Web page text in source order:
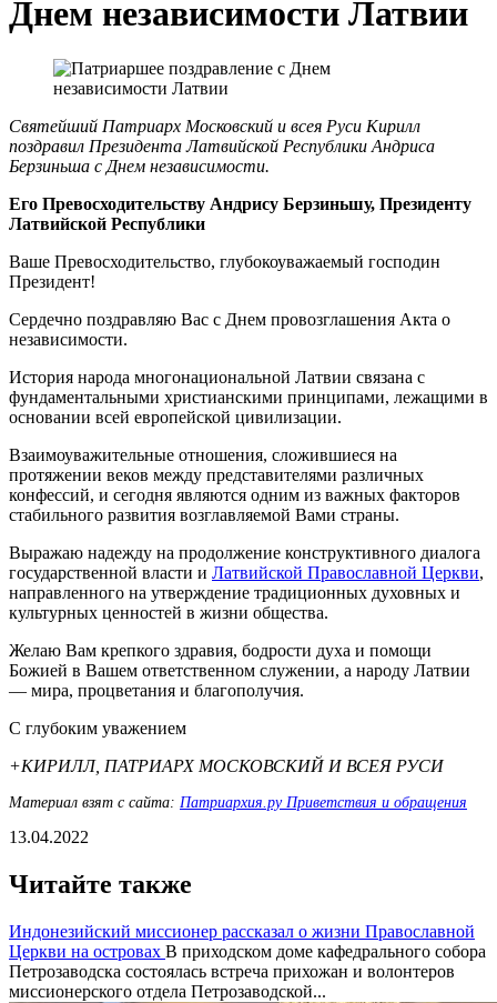
Днем независимости Латвии
Святейший Патриарх Московский и всея Руси Кирилл
поздравил Президента Латвийской Республики Андриса
Берзиньша с Днем независимости.
Его Превосходительству Андрису Берзиньшу, Президенту
Латвийской Республики
Ваше Превосходительство, глубокоуважаемый господин
Президент!
Сердечно поздравляю Вас с Днем провозглашения Акта о
независимости.
История народа многонациональной Латвии связана с
фундаментальными христианскими принципами, лежащими в
основании всей европейской цивилизации.
Взаимоуважительные отношения, сложившиеся на
протяжении веков между представителями различных
конфессий, и сегодня являются одним из важных факторов
стабильного развития возглавляемой Вами страны.
Выражаю надежду на продолжение конструктивного диалога
государственной власти и Латвийской Православной Церкви,
направленного на утверждение традиционных духовных и
культурных ценностей в жизни общества.
Желаю Вам крепкого здравия, бодрости духа и помощи
Божией в Вашем ответственном служении, а народу Латвии
— мира, процветания и благополучия.
С глубоким уважением
+КИРИЛЛ, ПАТРИАРХ МОСКОВСКИЙ И ВСЕЯ РУСИ
Материал взят с сайта: Патриархия.ру Приветствия и обращения
13.04.2022
Читайте также
Индонезийский миссионер рассказал о жизни Православной
Церкви на островах В приходском доме кафедрального собора
Петрозаводска состоялась встреча прихожан и волонтеров
миссионерского отдела Петрозаводской...